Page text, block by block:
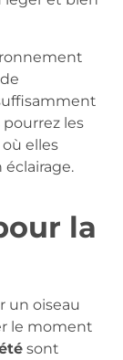
les
elles
la
un oiseau
le moment
sont